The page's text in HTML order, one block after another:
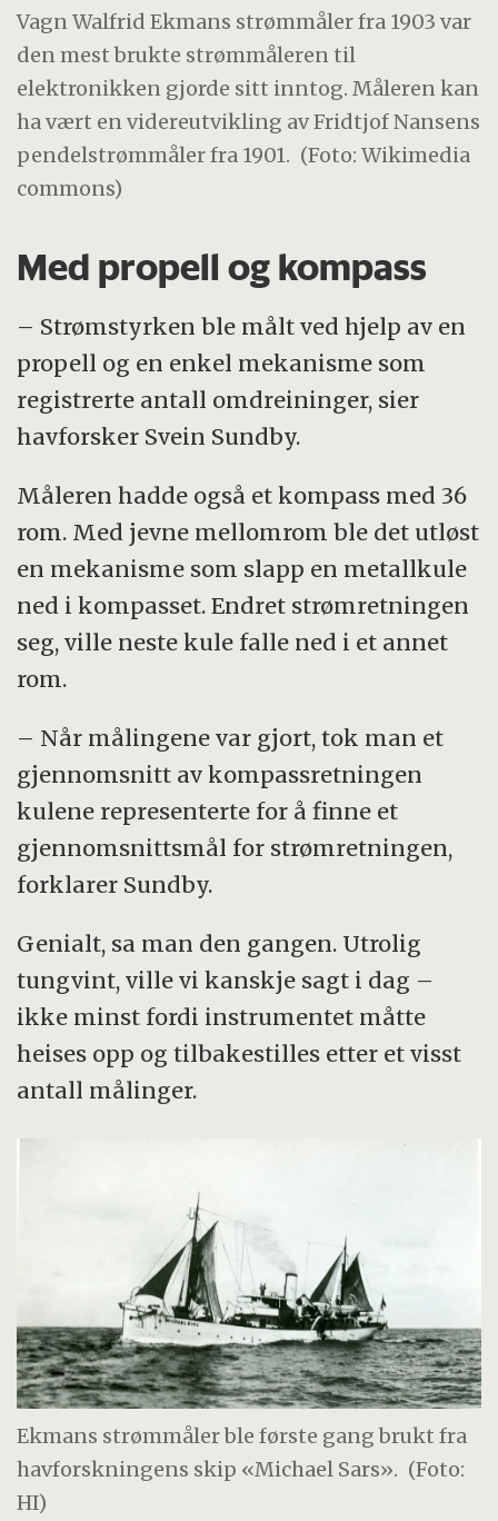
Vagn Walfrid Ekmans strømmåler fra 1903 var
den mest brukte strømmåleren til
elektronikken gjorde sitt inntog. Måleren kan
ha vært en videreutvikling av Fridtjof Nansens
pendelstrømmåler fra 1901. (Foto: Wikimedia
commons)
Med propell og kompass
– Strømstyrken ble målt ved hjelp av en
propell og en enkel mekanisme som
registrerte antall omdreininger, sier
havforsker Svein Sundby.
Måleren hadde også et kompass med 36
rom. Med jevne mellomrom ble det utløst
en mekanisme som slapp en metallkule
ned i kompasset. Endret strømretningen
seg, ville neste kule falle ned i et annet
rom.
– Når målingene var gjort, tok man et
gjennomsnitt av kompassretningen
kulene representerte for å finne et
gjennomsnittsmål for strømretningen,
forklarer Sundby.
Genialt, sa man den gangen. Utrolig
tungvint, ville vi kanskje sagt i dag –
ikke minst fordi instrumentet måtte
heises opp og tilbakestilles etter et visst
antall målinger.
Ekmans strømmåler ble første gang brukt fra
havforskningens skip «Michael Sars». (Foto:
HI)